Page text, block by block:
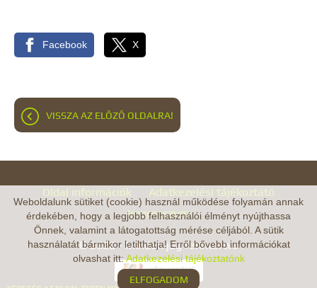
Facebook X
VISSZA AZ ELŐZŐ OLDALRA!
© 2026 - Minden jog fenntartva
Oldal információk
Adatkezelési tájékoztató
Impresszum
ELFOGADOM
Weboldalunk sütiket (cookie) használ működése folyamán annak
érdekében, hogy a legjobb felhasználói élményt nyújthassa
Önnek, valamint a látogatottság mérése céljából. A sütik
használatát bármikor letilthatja! Erről bővebb információkat
olvashat itt:Adatkezelési tájékoztatónk